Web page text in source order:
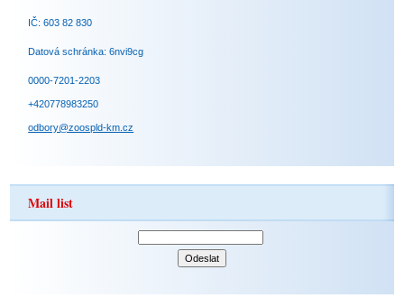
IČ: 603 82 830
Datová schránka: 6nvi9cg
0000-7201-2203
+420778983250
odbory@zoospld-km.cz
Mail list